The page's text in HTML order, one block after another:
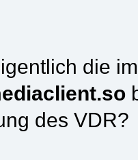
die
des VDR?